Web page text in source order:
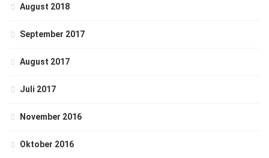
August 2018
September 2017
August 2017
Juli 2017
November 2016
Oktober 2016